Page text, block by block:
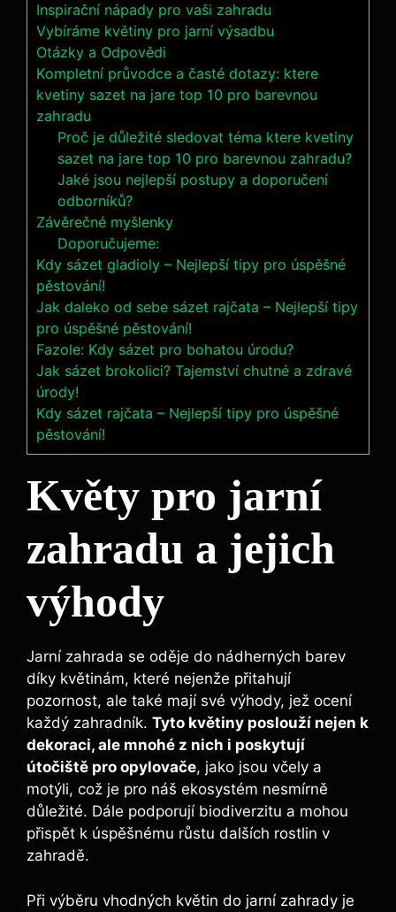
Inspirační nápady pro vaši zahradu
Vybíráme květiny pro jarní výsadbu
Otázky a Odpovědi
Kompletní průvodce a časté dotazy: ktere
kvetiny sazet na jare top 10 pro barevnou
zahradu
Proč je důležité sledovat téma ktere kvetiny
sazet na jare top 10 pro barevnou zahradu?
Jaké jsou nejlepší postupy a doporučení
odborníků?
Závěrečné myšlenky
Doporučujeme:
Kdy sázet gladioly – Nejlepší tipy pro úspěšné
pěstování!
Jak daleko od sebe sázet rajčata – Nejlepší tipy
pro úspěšné pěstování!
Fazole: Kdy sázet pro bohatou úrodu?
Jak sázet brokolici? Tajemství chutné a zdravé
úrody!
Kdy sázet rajčata – Nejlepší tipy pro úspěšné
pěstování!
Květy pro jarní
zahradu a jejich
výhody
Jarní zahrada se oděje do nádherných barev
díky květinám, které nejenže přitahují
pozornost, ale také mají své výhody, jež ocení
každý zahradník. Tyto květiny poslouží nejen k
dekoraci, ale mnohé z nich i poskytují
útočiště pro opylovače, jako jsou včely a
motýli, což je pro náš ekosystém nesmírně
důležité. Dále podporují biodiverzitu a mohou
přispět k úspěšnému růstu dalších rostlin v
zahradě.
Při výběru vhodných květin do jarní zahrady je